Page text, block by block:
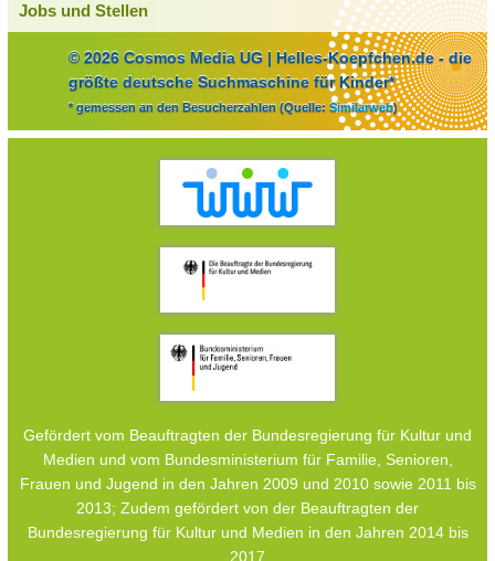
Jobs und Stellen
© 2026 Cosmos Media UG | Helles-Koepfchen.de - die
größte deutsche Suchmaschine für Kinder*
* gemessen an den Besucherzahlen (Quelle: Similarweb)
Gefördert vom Beauftragten der Bundesregierung für Kultur und
Medien und vom Bundesministerium für Familie, Senioren,
Frauen und Jugend in den Jahren 2009 und 2010 sowie 2011 bis
2013; Zudem gefördert von der Beauftragten der
Bundesregierung für Kultur und Medien in den Jahren 2014 bis
2017